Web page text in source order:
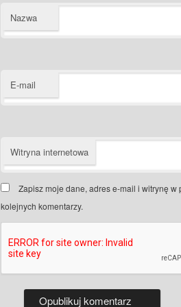
Nazwa
E-mail
Witryna internetowa
Zapisz moje dane, adres e-mail i witrynę
kolejnych komentarzy.